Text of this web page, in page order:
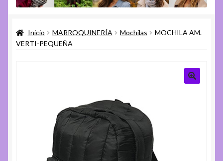
menú
menú
Ayuda
menú
hijo
Inicio MARROQUINERÍA Mochilas
MOCHILA AM.
VERTI-PEQUEÑA